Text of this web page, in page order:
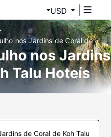
USD
nos Jardins de Coral de
nos Jardins
Talu Hoteís